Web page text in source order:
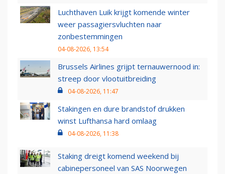
Luchthaven Luik krijgt komende winter
weer passagiersvluchten naar
zonbestemmingen
04-08-2026, 13:54
Brussels Airlines grijpt ternauwernood in:
streep door vlootuitbreiding
04-08-2026, 11:47
Stakingen en dure brandstof drukken
winst Lufthansa hard omlaag
04-08-2026, 11:38
Staking dreigt komend weekend bij
cabinepersoneel van SAS Noorwegen